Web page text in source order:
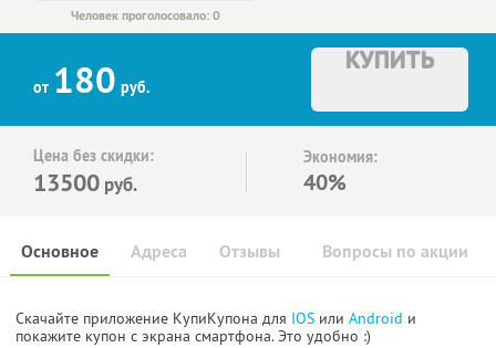
Человек проголосовало: 0
от 180 руб.
КУПИТЬ
Цена без скидки:
13500 руб.
Экономия:
40%
Основное Отзывы Вопросы по акции
Адреса
Скачайте приложение КупиКупона для IOS или Android и
покажите купон с экрана смартфона. Это удобно :)